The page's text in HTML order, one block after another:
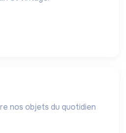
nos objets du quotidien